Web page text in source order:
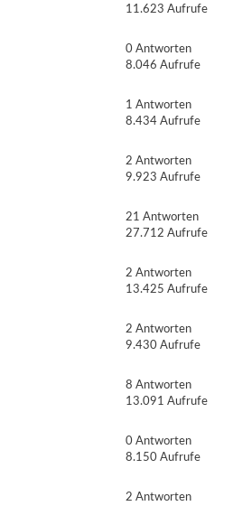
11.623 Aufrufe
0 Antworten
8.046 Aufrufe
1 Antworten
8.434 Aufrufe
2 Antworten
9.923 Aufrufe
21 Antworten
27.712 Aufrufe
2 Antworten
13.425 Aufrufe
2 Antworten
9.430 Aufrufe
8 Antworten
13.091 Aufrufe
0 Antworten
8.150 Aufrufe
2 Antworten